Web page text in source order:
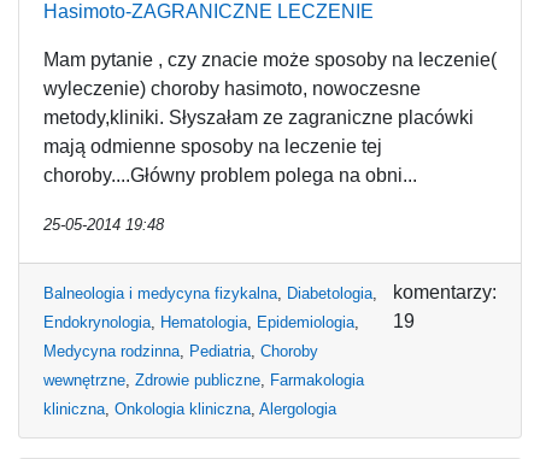
Hasimoto-ZAGRANICZNE LECZENIE
Mam pytanie , czy znacie może sposoby na leczenie(
wyleczenie) choroby hasimoto, nowoczesne
metody,kliniki. Słyszałam ze zagraniczne placówki
mają odmienne sposoby na leczenie tej
choroby....Główny problem polega na obni...
25-05-2014 19:48
Balneologia i medycyna fizykalna, Diabetologia,
Endokrynologia, Hematologia, Epidemiologia,
Medycyna rodzinna, Pediatria, Choroby
wewnętrzne, Zdrowie publiczne, Farmakologia
kliniczna, Onkologia kliniczna, Alergologia
komentarzy:
19